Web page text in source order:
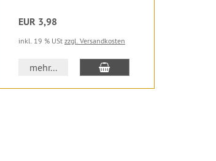
EUR 3,98
inkl. 19 % USt zzgl. Versandkosten
mehr... In den Warenkorb